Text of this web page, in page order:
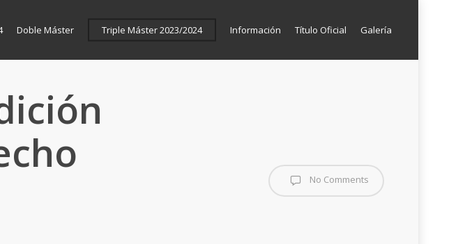
Doble Máster Triple Máster 2023/2024 Información Título Oficial Galería
No Comments